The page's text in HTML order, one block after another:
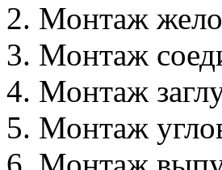
2. Монтаж
3. Монтаж
4. Монтаж
5. Монтаж